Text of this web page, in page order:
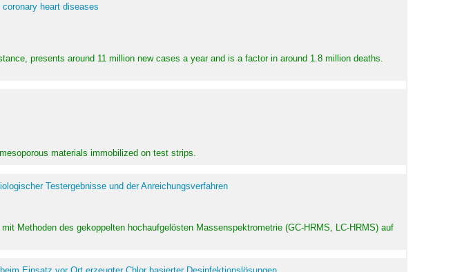
heart diseases
presents around 11 million new cases a year and is a factor in around 1.8 million deaths.
materials immobilized on test strips.
Testergebnisse und der Anreichungsverfahren
Methoden des gekoppelten hochaufgelösten Massenspektrometrie (GC-HRMS, LC-HRMS) auf